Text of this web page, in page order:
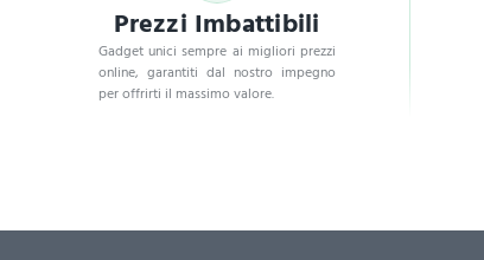
Prezzi Imbattibili
Gadget unici sempre ai migliori prezzi
online, garantiti dal nostro impegno
per offrirti il massimo valore.